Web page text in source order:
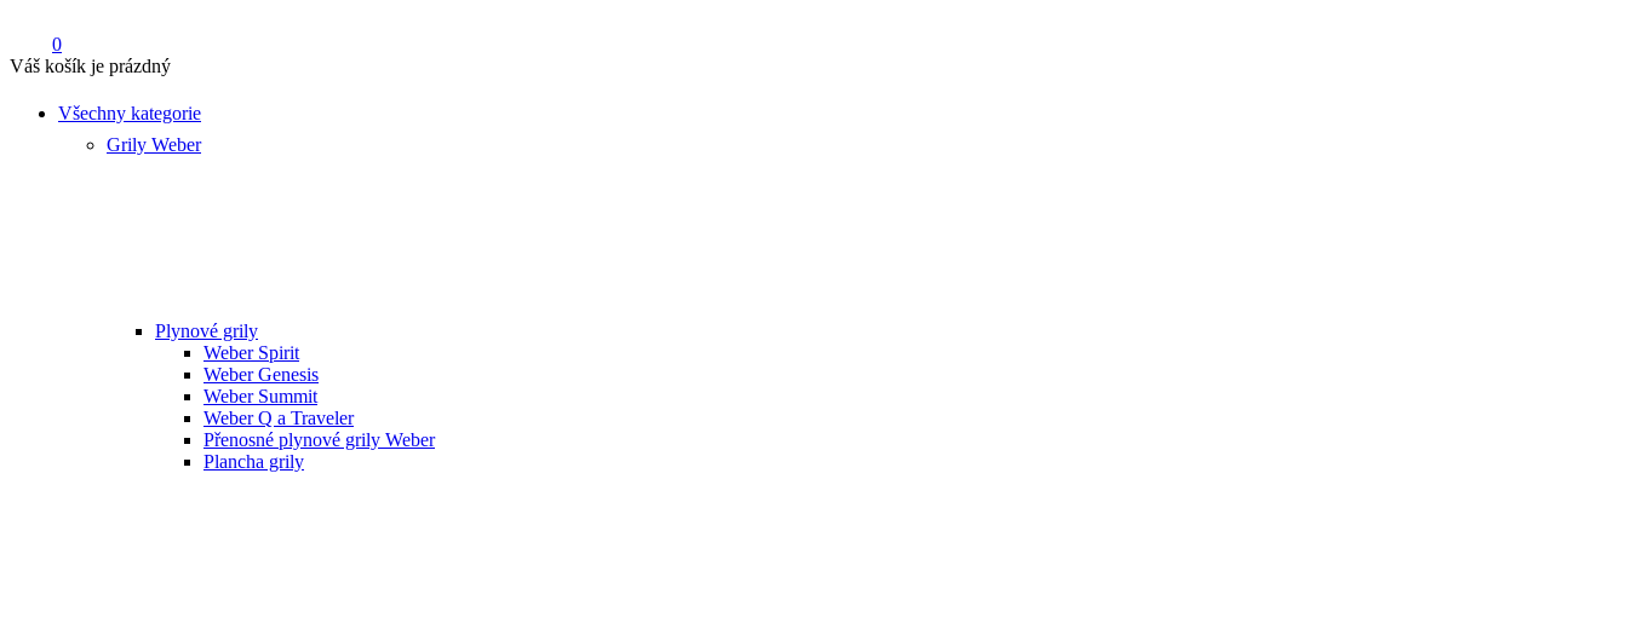
0
Váš košík je prázdný
Všechny kategorie
Grily Weber
Plynové grily
Weber Spirit
Weber Genesis
Weber Summit
Weber Q a Traveler
Přenosné plynové grily Weber
Plancha grily